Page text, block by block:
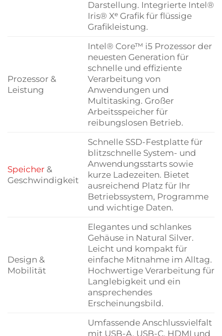
Darstellung. Integrierte Intel®
Iris® Xᵉ Grafik für flüssige
Grafikleistung.
Prozessor &
Leistung
Intel® Core™ i5 Prozessor der
neuesten Generation für
schnelle und effiziente
Verarbeitung von
Anwendungen und
Multitasking. Großer
Arbeitsspeicher für
reibungslosen Betrieb.
Speicher &
Geschwindigkeit
Schnelle SSD-Festplatte für
blitzschnelle System- und
Anwendungsstarts sowie
kurze Ladezeiten. Bietet
ausreichend Platz für Ihr
Betriebssystem, Programme
und wichtige Daten.
Design &
Mobilität
Elegantes und schlankes
Gehäuse in Natural Silver.
Leicht und kompakt für
einfache Mitnahme im Alltag.
Hochwertige Verarbeitung für
Langlebigkeit und ein
ansprechendes
Erscheinungsbild.
Umfassende Anschlussvielfalt
mit USB-A, USB-C, HDMI und